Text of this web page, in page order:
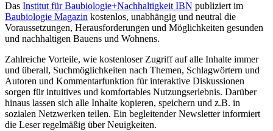
Das Institut für Baubiologie+Nachhaltigkeit IBN publiziert im
Baubiologie Magazin kostenlos, unabhängig und neutral die
Voraussetzungen, Herausforderungen und Möglichkeiten gesunden
und nachhaltigen Bauens und Wohnens.
Zahlreiche Vorteile, wie kostenloser Zugriff auf alle Inhalte immer
und überall, Suchmöglichkeiten nach Themen, Schlagwörtern und
Autoren und Kommentarfunktion für interaktive Diskussionen
sorgen für intuitives und komfortables Nutzungserlebnis. Darüber
hinaus lassen sich alle Inhalte kopieren, speichern und z.B. in
sozialen Netzwerken teilen. Ein begleitender Newsletter informiert
die Leser regelmäßig über Neuigkeiten.